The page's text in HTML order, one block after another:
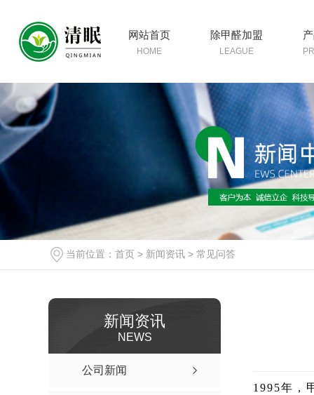
网站首页
HOME
除甲醛加盟
LEAGUE
当前位置： 首页 > 新闻资讯 > 常见问答
新闻资讯
NEWS
公司新闻
1995年，